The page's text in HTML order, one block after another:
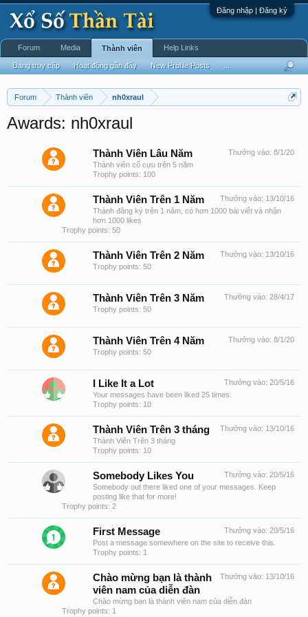
Đăng nhập | Đăng ký
Forum Thành viên nh0xraul
Awards: nh0xraul
Thưởng vào: 8/1/20
Thành Viên Lâu Năm
Thành viên cổ cựu trên 5 năm
Trophy points: 100
Thưởng vào: 13/10/16
Thành Viên Trên 1 Năm
Thành đăng ký trên 1 năm, có hơn 1000 bài viết và nhận
hơn 1000 likes
Trophy points: 50
Thưởng vào: 13/10/16
Thành Viên Trên 2 Năm
Trophy points: 50
Thưởng vào: 28/4/17
Thành Viên Trên 3 Năm
Trophy points: 50
Thưởng vào: 8/1/20
Thành Viên Trên 4 Năm
Trophy points: 50
Thưởng vào: 20/5/16
I Like It a Lot
Your messages have been liked 25 times.
Trophy points: 10
Thưởng vào: 13/10/16
Thành Viên Trên 3 tháng
Thành Viên Trên 3 tháng
Trophy points: 10
Thưởng vào: 20/5/16
Somebody Likes You
Somebody out there liked one of your messages. Keep
posting like that for more!
Trophy points: 2
Thưởng vào: 20/5/16
First Message
Post a message somewhere on the site to receive this.
Trophy points: 1
Thưởng vào: 13/10/16
Chào mừng bạn là thành
viên nam của diễn đàn
Chào mừng bạn là thành viên nam của diễn đàn
Trophy points: 1
Forum Media Thành viên
Đang truy cập Hoạt động gần đây New Profile Posts
Help Links